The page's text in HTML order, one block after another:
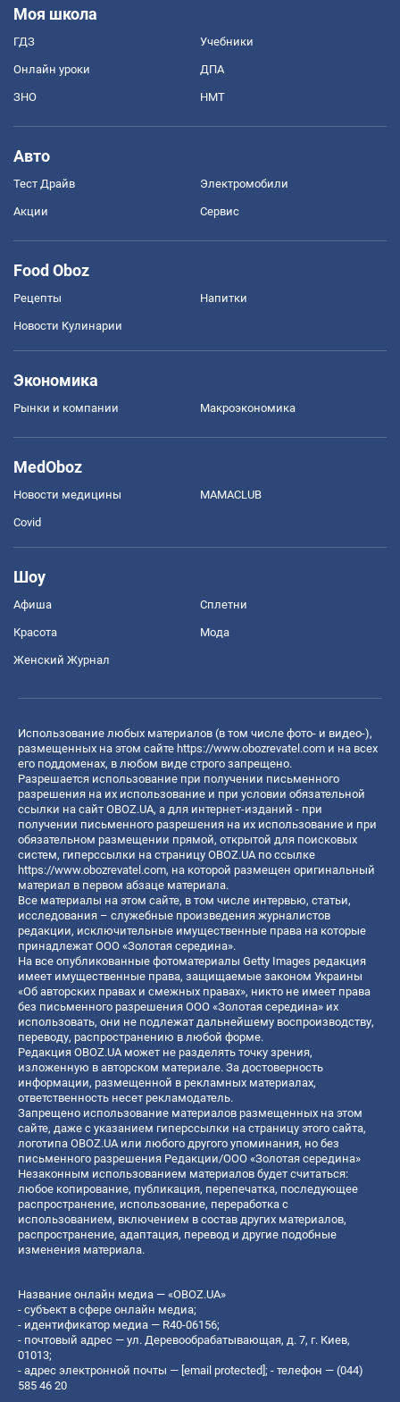
Моя школа
ГДЗ Учебники
Онлайн уроки ДПА
ЗНО НМТ
Авто
Тест Драйв Электромобили
Акции Сервис
Food Oboz
Рецепты Напитки
Новости Кулинарии
Экономика
Рынки и компании Mакроэкономика
MedOboz
Новости медицины MAMACLUB
Covid
Шоу
Афиша Сплетни
Красота Мода
Женский Журнал
Использование любых материалов (в том числе фото- и видео-),
размещенных на этом сайте https://www.obozrevatel.com и на всех
его поддоменах, в любом виде строго запрещено.
Разрешается использование при получении письменного
разрешения на их использование и при условии обязательной
ссылки на сайт OBOZ.UA, а для интернет-изданий - при
получении письменного разрешения на их использование и при
обязательном размещении прямой, открытой для поисковых
систем, гиперссылки на страницу OBOZ.UA по ссылке
https://www.obozrevatel.com, на которой размещен оригинальный
материал в первом абзаце материала.
Все материалы на этом сайте, в том числе интервью, статьи,
исследования – служебные произведения журналистов
редакции, исключительные имущественные права на которые
принадлежат ООО «Золотая середина».
На все опубликованные фотоматериалы Getty Images редакция
имеет имущественные права, защищаемые законом Украины
«Об авторских правах и смежных правах», никто не имеет права
без письменного разрешения ООО «Золотая середина» их
использовать, они не подлежат дальнейшему воспроизводству,
переводу, распространению в любой форме.
Редакция OBOZ.UA может не разделять точку зрения,
изложенную в авторском материале. За достоверность
информации, размещенной в рекламных материалах,
ответственность несет рекламодатель.
Запрещено использование материалов размещенных на этом
сайте, даже с указанием гиперссылки на страницу этого сайта,
логотипа OBOZ.UA или любого другого упоминания, но без
письменного разрешения Редакции/ООО «Золотая середина»
Незаконным использованием материалов будет считаться:
любое копирование, публикация, перепечатка, последующее
распространение, использование, переработка с
использованием, включением в состав других материалов,
распространение, адаптация, перевод и другие подобные
изменения материала.
Название онлайн медиа — «OBOZ.UA»
- субъект в сфере онлайн медиа;
- идентификатор медиа — R40-06156;
- почтовый адрес — ул. Деревообрабатывающая, д. 7, г. Киев,
01013;
- адрес электронной почты — [email protected]; - телефон — (044)
585 46 20